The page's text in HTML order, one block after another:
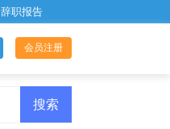
辞职报告
会员注册